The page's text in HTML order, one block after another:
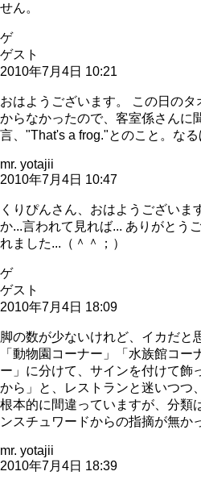
せん。
ゲ
ゲスト
2010年7月4日 10:21
おはようございます。 この日の
からなかったので、客室係さんに
言、"That's a frog."とのこと。なる
mr. yotajii
2010年7月4日 10:47
くりぴんさん、おはようございま
か...言われて見れば... ありがとう
れました...（＾＾；）
ゲ
ゲスト
2010年7月4日 18:09
脚の数が少ないけれど、イカだ
「動物園コーナー」「水族館コ
ー」に分けて、サインを付けて飾
から」と、レストランと迷いつつ
根本的に間違っていますが、分類
ンスチュワードからの指摘が無か
mr. yotajii
2010年7月4日 18:39